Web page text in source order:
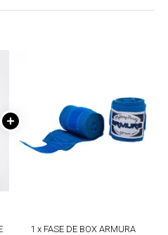
1 x FASE DE BOX ARMURA